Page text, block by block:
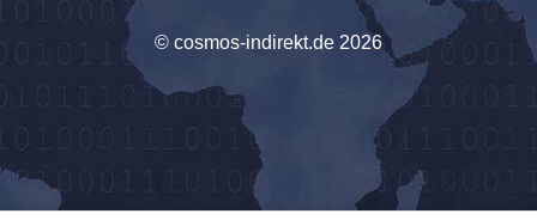
© cosmos-indirekt.de 2026